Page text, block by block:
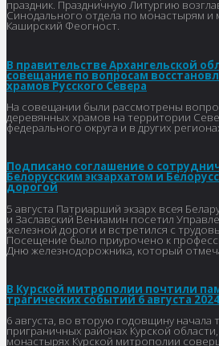
праздник. Праздничную Литургию
Синодального отдела по монастырям
Каширский Феогност.
В правительстве Архангельской
совещание по вопросам
храмов Русского Севера
На совещании были рассмотрены
деревянных храмов на территории
федерального округа и в других
Подписано соглашение о
Белорусским экзархатом и
дорогой
5 августа Патриарший экзарх всея
и Заславский Вениамин посетил
железной дороги и встретился с
Посещение было приурочено к
Дню железнодорожника, который
В Курской митрополии почтили
трагических событий 6 августа
6 августа, во вторую годовщину начала
приграничных районах Курской
монастырях Курской митрополии